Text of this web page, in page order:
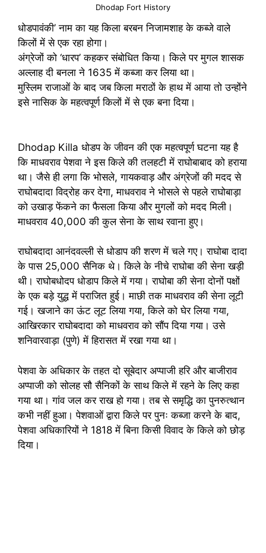
Dhodap Fort History
धोडपावंकी’ नाम का यह किला बरबन निजामशाह के कब्जे वाले
किलों में से एक रहा होगा।
अंग्रेजों को ‘धारप’ कहकर संबोधित किया। किले पर मुगल शासक
अल्लाह दी बनला ने 1635 में कब्जा कर लिया था।
मुस्लिम राजाओं के बाद जब किला मराठों के हाथ में आया तो उन्होंने
इसे नासिक के महत्वपूर्ण किलों में से एक बना दिया।
Dhodap Killa धोडप के जीवन की एक महत्वपूर्ण घटना यह है
कि माधवराव पेशवा ने इस किले की तलहटी में राघोबाबाद को हराया
था। जैसे ही लगा कि भोसले, गायकवाड़ और अंग्रेजों की मदद से
राघोबदादा विद्रोह कर देगा, माधवराव ने भोसले से पहले राघोबाड़ा
को उखाड़ फेंकने का फैसला किया और मुगलों को मदद मिली।
माधवराव 40,000 की कुल सेना के साथ रवाना हुए।
राघोबदादा आनंदवल्ली से धोडाप की शरण में चले गए। राघोबा दादा
के पास 25,000 सैनिक थे। किले के नीचे राघोबा की सेना खड़ी
थी। राघोबधोदप धोडाप किले में गया। राघोबा की सेना दोनों पक्षों
के एक बड़े युद्ध में पराजित हुई। माछी तक माधवराव की सेना लूटी
गई। खजाने का ऊंट लूट लिया गया, किले को घेर लिया गया,
आखिरकार राघोबदादा को माधवराव को सौंप दिया गया। उसे
शनिवारवाड़ा (पुणे) में हिरासत में रखा गया था।
पेशवा के अधिकार के तहत दो सूबेदार अप्पाजी हरि और बाजीराव
अप्पाजी को सोलह सौ सैनिकों के साथ किले में रहने के लिए कहा
गया था। गांव जल कर राख हो गया। तब से समृद्धि का पुनरुत्थान
कभी नहीं हुआ। पेशवाओं द्वारा किले पर पुनः कब्जा करने के बाद,
पेशवा अधिकारियों ने 1818 में बिना किसी विवाद के किले को छोड़
दिया।